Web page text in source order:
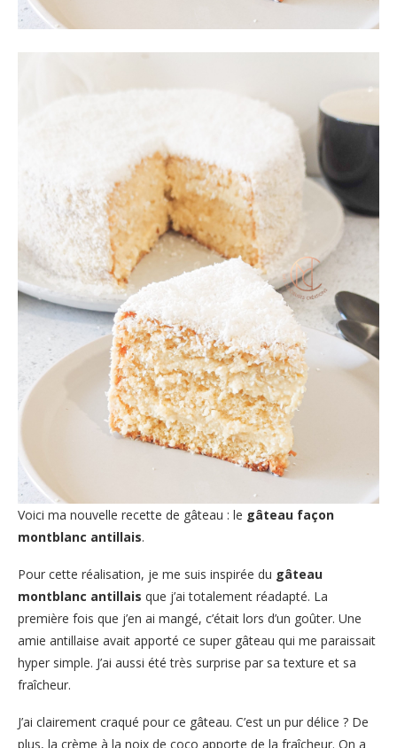
Voici ma nouvelle recette de gâteau : le gâteau façon
montblanc antillais.
Pour cette réalisation, je me suis inspirée du gâteau
montblanc antillais que j’ai totalement réadapté. La
première fois que j’en ai mangé, c’était lors d’un goûter. Une
amie antillaise avait apporté ce super gâteau qui me paraissait
hyper simple. J’ai aussi été très surprise par sa texture et sa
fraîcheur.
J’ai clairement craqué pour ce gâteau. C’est un pur délice ? De
plus, la crème à la noix de coco apporte de la fraîcheur. On a